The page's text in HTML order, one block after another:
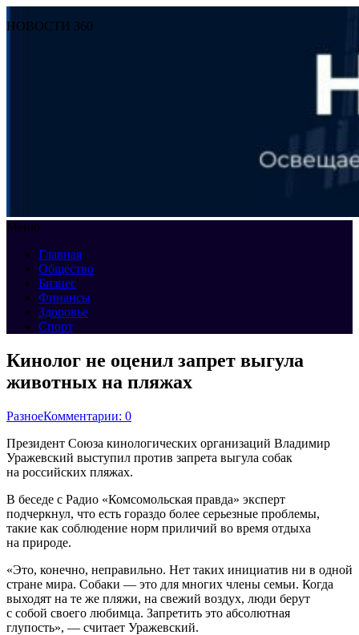
НОВОСТИ 360
Меню
Главная
Общество
Бизнес
Финансы
Здоровье
Спорт
Кинолог не оценил запрет выгула
животных на пляжах
РазноеКомментарии: 0
Президент Союза кинологических организаций Владимир
Уражевский выступил против запрета выгула собак
на российских пляжах.
В беседе с Радио «Комсомольская правда» эксперт
подчеркнул, что есть гораздо более серьезные проблемы,
такие как соблюдение норм приличий во время отдыха
на природе.
«Это, конечно, неправильно. Нет таких инициатив ни в одной
стране мира. Собаки — это для многих члены семьи. Когда
выходят на те же пляжи, на свежий воздух, люди берут
с собой своего любимца. Запретить это абсолютная
глупость», — считает Уражевский.